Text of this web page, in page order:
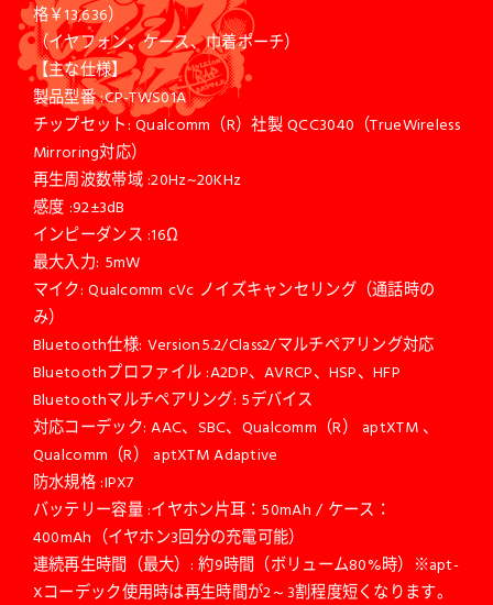
格￥13,636）
（イヤフォン、ケース、巾着ポーチ）
【主な仕様】
製品型番 :CP-TWS01A
チップセット: Qualcomm（R）社製 QCC3040（TrueWireless
Mirroring対応）
再生周波数帯域 :20Hz~20KHz
感度 :92±3dB
インピーダンス :16Ω
最大入力: 5mW
マイク: Qualcomm cVc ノイズキャンセリング（通話時の
み）
Bluetooth仕様: Version5.2/Class2/マルチペアリング対応
Bluetoothプロファイル :A2DP、AVRCP、HSP、HFP
Bluetoothマルチペアリング: 5デバイス
対応コーデック: AAC、SBC、Qualcomm（R） aptXTM 、
Qualcomm（R） aptXTM Adaptive
防水規格 :IPX7
バッテリー容量 :イヤホン片耳：50mAh / ケース：
400mAh（イヤホン3回分の充電可能）
連続再生時間（最大）: 約9時間（ボリューム80%時）※apt-
Xコーデック使用時は再生時間が2～3割程度短くなります。